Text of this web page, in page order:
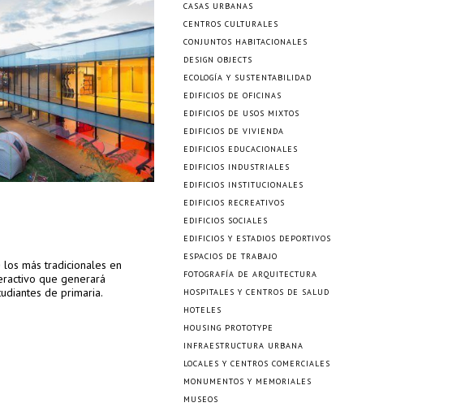
más tradicionales en
que generará
de primaria.
CASAS URBANAS
CENTROS CULTURALES
CONJUNTOS HABITACIONALES
DESIGN OBJECTS
ECOLOGÍA Y SUSTENTABILIDAD
EDIFICIOS DE OFICINAS
EDIFICIOS DE USOS MIXTOS
EDIFICIOS DE VIVIENDA
EDIFICIOS EDUCACIONALES
EDIFICIOS INDUSTRIALES
EDIFICIOS INSTITUCIONALES
EDIFICIOS RECREATIVOS
EDIFICIOS SOCIALES
EDIFICIOS Y ESTADIOS DEPORTIVOS
ESPACIOS DE TRABAJO
FOTOGRAFÍA DE ARQUITECTURA
HOSPITALES Y CENTROS DE SALUD
HOTELES
HOUSING PROTOTYPE
INFRAESTRUCTURA URBANA
LOCALES Y CENTROS COMERCIALES
MONUMENTOS Y MEMORIALES
MUSEOS